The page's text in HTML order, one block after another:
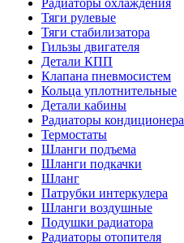
Радиаторы охлаждения
Тяги рулевые
Тяги стабилизатора
Гильзы двигателя
Детали КПП
Клапана пневмосистем
Кольца уплотнительные
Детали кабины
Радиаторы кондиционера
Термостаты
Шланги подъема
Шланги подкачки
Шланг
Патрубки интеркулера
Шланги воздушные
Подушки радиатора
Радиаторы отопителя